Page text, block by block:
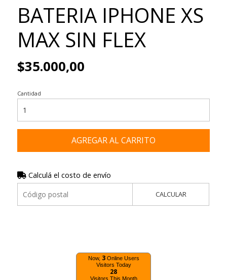
BATERIA IPHONE XS
MAX SIN FLEX
$35.000,00
Cantidad
AGREGAR AL CARRITO
Calculá el costo de envío
CALCULAR
Now, 3Online Users
Visitors Today
28
Visitors This Month